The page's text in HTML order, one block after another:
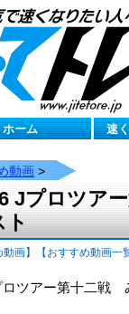
ホーム 速
動画 >
Jプロツア
ト
画】 【おすすめ動画一
ロツアー第十二戦